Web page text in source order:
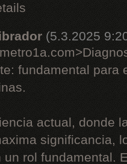
(5.3.2025
fundamental para
actual, donde
significancia,
rol fundamental.